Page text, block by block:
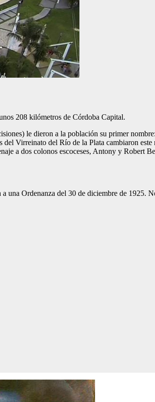
208 kilómetros de Córdoba Capital.
le dieron a la población su primer
del Virreinato del Río de la Plata cambiaron
a dos colonos escoceses, Antony y Robert
una Ordenanza del 30 de diciembre de 1925.